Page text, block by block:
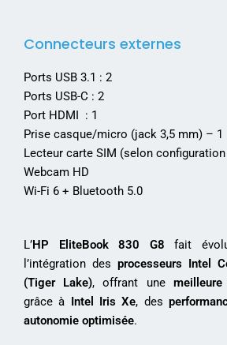
Connecteurs externes
Ports USB 3.1 : 2
Ports USB-C : 2
Port HDMI : 1
Prise casque/micro (jack 3,5 mm) – 1
Lecteur carte SIM (selon configuration
Webcam HD
Wi-Fi 6 + Bluetooth 5.0
L’HP EliteBook 830 G8 fait
l’intégration des processeurs Intel
(Tiger Lake), offrant une
grâce à Intel Iris Xe, des
autonomie optimisée.